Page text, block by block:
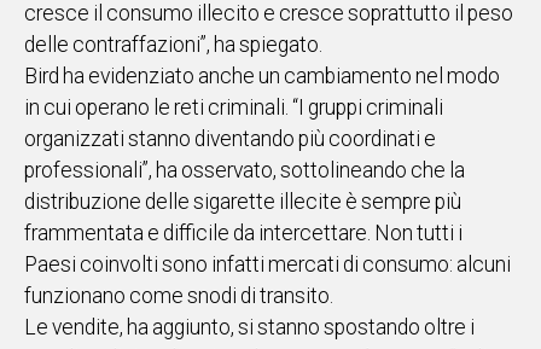
Vai
UNISCITI
AL CANALE
WHATSAPP
Social
cresce il consumo illecito e cresce soprattutto il peso
delle contraffazioni”, ha spiegato.
Bird ha evidenziato anche un cambiamento nel modo
in cui operano le reti criminali. “I gruppi criminali
organizzati stanno diventando più coordinati e
professionali”, ha osservato, sottolineando che la
distribuzione delle sigarette illecite è sempre più
frammentata e difficile da intercettare. Non tutti i
Paesi coinvolti sono infatti mercati di consumo: alcuni
funzionano come snodi di transito.
Le vendite, ha aggiunto, si stanno spostando oltre i